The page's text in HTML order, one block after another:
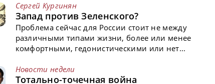
Сергей Кургинян
Запад против Зеленского?
Проблема сейчас для России стоит не между
различными типами жизни, более или менее
комфортными, гедонистическими или нет...
Новости недели
Тотально-точечная война